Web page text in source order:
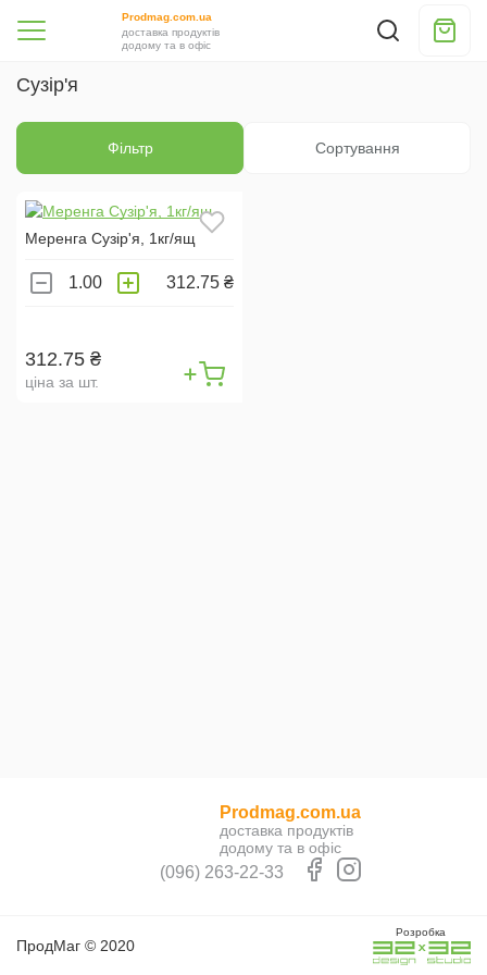
Prodmag.com.ua
доставка продуктів
додому та в офіс
Сузір'я
Фільтр Сортування
Меренга Сузір'я, 1кг/ящ
312.75 ₴
312.75 ₴
ціна за шт.
Prodmag.com.ua
доставка продуктів
додому та в офіс
(096) 263-22-33
ПродМаг © 2020
Розробка